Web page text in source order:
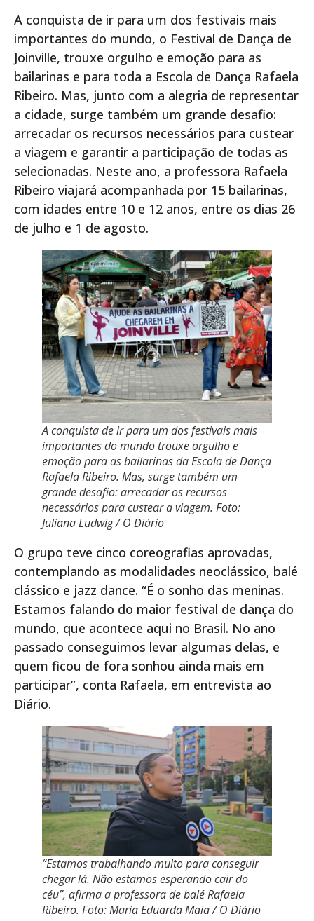
A conquista de ir para um dos festivais mais
importantes do mundo, o Festival de Dança de
Joinville, trouxe orgulho e emoção para as
bailarinas e para toda a Escola de Dança Rafaela
Ribeiro. Mas, junto com a alegria de representar
a cidade, surge também um grande desafio:
arrecadar os recursos necessários para custear
a viagem e garantir a participação de todas as
selecionadas. Neste ano, a professora Rafaela
Ribeiro viajará acompanhada por 15 bailarinas,
com idades entre 10 e 12 anos, entre os dias 26
de julho e 1 de agosto.
A conquista de ir para um dos festivais mais
importantes do mundo trouxe orgulho e
emoção para as bailarinas da Escola de Dança
Rafaela Ribeiro. Mas, surge também um
grande desafio: arrecadar os recursos
necessários para custear a viagem. Foto:
Juliana Ludwig / O Diário
O grupo teve cinco coreografias aprovadas,
contemplando as modalidades neoclássico, balé
clássico e jazz dance. “É o sonho das meninas.
Estamos falando do maior festival de dança do
mundo, que acontece aqui no Brasil. No ano
passado conseguimos levar algumas delas, e
quem ficou de fora sonhou ainda mais em
participar”, conta Rafaela, em entrevista ao
Diário.
“Estamos trabalhando muito para conseguir
chegar lá. Não estamos esperando cair do
céu”, afirma a professora de balé Rafaela
Ribeiro. Foto: Maria Eduarda Maia / O Diário